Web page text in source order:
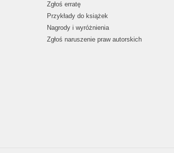
Zgłoś erratę
Przykłady do książek
Nagrody i wyróżnienia
Zgłoś naruszenie praw autorskich